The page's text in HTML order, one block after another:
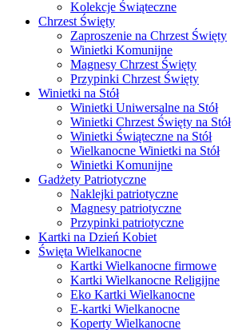
Kolekcje Świąteczne
Chrzest Święty
Zaproszenie na Chrzest Święty
Winietki Komunijne
Magnesy Chrzest Święty
Przypinki Chrzest Święty
Winietki na Stół
Winietki Uniwersalne na Stół
Winietki Chrzest Święty na Stół
Winietki Świąteczne na Stół
Wielkanocne Winietki na Stół
Winietki Komunijne
Gadżety Patriotyczne
Naklejki patriotyczne
Magnesy patriotyczne
Przypinki patriotyczne
Kartki na Dzień Kobiet
Święta Wielkanocne
Kartki Wielkanocne firmowe
Kartki Wielkanocne Religijne
Eko Kartki Wielkanocne
E-kartki Wielkanocne
Koperty Wielkanocne